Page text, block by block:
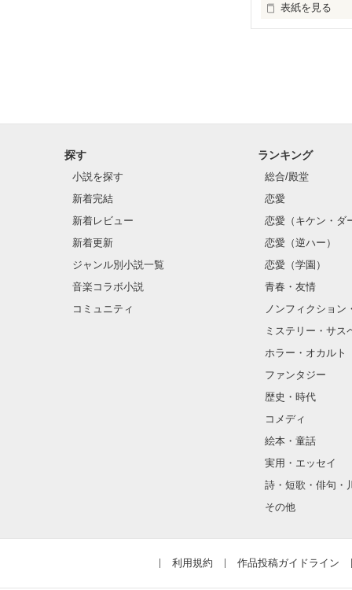
                 みんなが支えてくれる
     でも、ほんとうの生きる意味って
                いったい、なんなの？
        ☆..........................................★
表紙を見る
あたしを理解
すべてがムカ
『……何も分か
あんたみたい
あたしは認め
探す
小説を探す
新着完結
新着レビュー
新着更新
ジャンル別小説一覧
音楽コラボ小説
コミュニティ
ランキング
総合/殿堂
恋愛
恋愛（キケン・ダ
恋愛（逆ハー）
恋愛（学園）
青春・友情
ノンフィクション
ミステリー・サス
ホラー・オカルト
ファンタジー
歴史・時代
コメディ
絵本・童話
実用・エッセイ
詩・短歌・俳句・
その他
利用規約 作品投稿ガイドライン